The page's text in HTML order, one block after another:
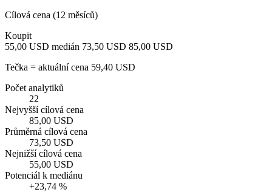
Cílová cena (12 měsíců)
Koupit
55,00 USD medián 73,50 USD 85,00 USD
Tečka = aktuální cena 59,40 USD
Počet analytiků
22
Nejvyšší cílová cena
85,00 USD
Průměrná cílová cena
73,50 USD
Nejnižší cílová cena
55,00 USD
Potenciál k mediánu
+23,74 %